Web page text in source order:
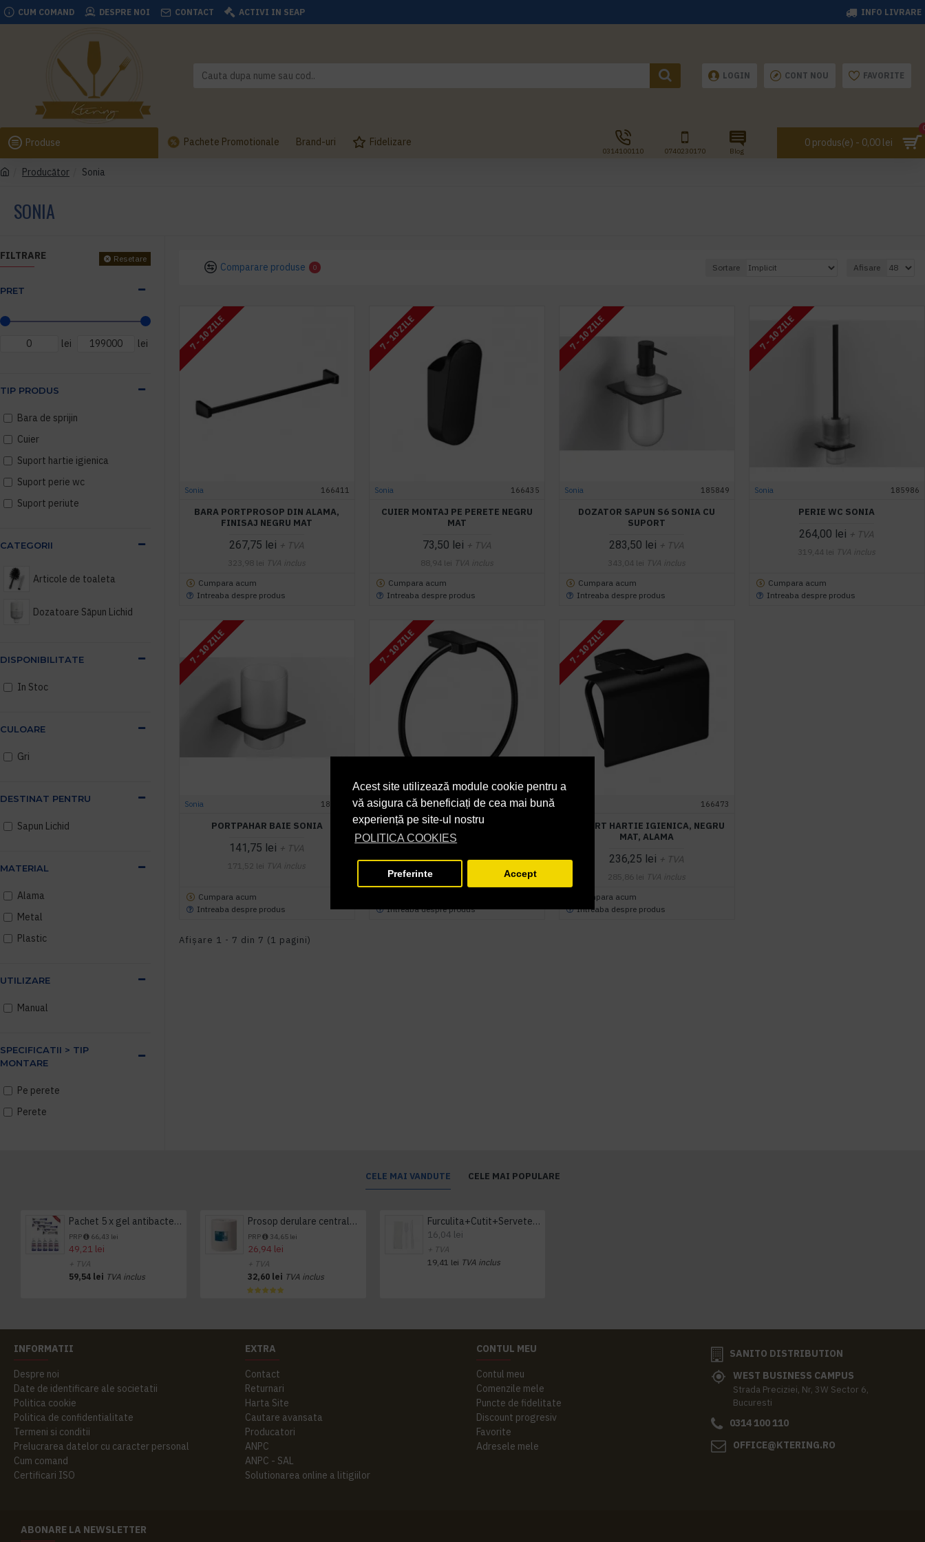
Acest site utilizează module cookie pentru a
vă asigura că beneficiați de cea mai bună
experiență pe site-ul nostru
POLITICA COOKIES
Preferinte Accept
CUM COMAND DESPRE NOI CONTACT ACTIVI IN SEAP INFO LIVRARE
LOGIN CONT NOU FAVORITE
Produse Pachete Promotionale Brand-uri Fidelizare
0314100110 0740230170 Blog
0 produs(e) - 0,00 lei
Producător Sonia
SONIA
FILTRARE Resetare
PRET
lei lei
CATEGORII
Articole de toaleta
Dozatoare Săpun Lichid
CULOARE
Gri
DESTINAT PENTRU
Sapun Lichid
MATERIAL
Alama
Metal
Plastic
UTILIZARE
Manual
TIP PRODUS
Bara de sprijin
Cuier
Suport hartie igienica
Suport perie wc
Suport periute
SPECIFICATII > TIP
MONTARE
Pe perete
Perete
DISPONIBILITATE
In Stoc
Comparare produse 0 Sortare Afisare
7 - 10 ZILE
Sonia 166411
BARA PORTPROSOP DIN ALAMA,
FINISAJ NEGRU MAT
267,75 lei + TVA
323,98 lei TVA inclus
Cumpara acum
Intreaba despre produs
7 - 10 ZILE
Sonia 166435
CUIER MONTAJ PE PERETE NEGRU
MAT
73,50 lei + TVA
88,94 lei TVA inclus
Cumpara acum
Intreaba despre produs
7 - 10 ZILE
Sonia 185849
DOZATOR SAPUN S6 SONIA CU
SUPORT
283,50 lei + TVA
343,04 lei TVA inclus
Cumpara acum
Intreaba despre produs
7 - 10 ZILE
Sonia 185986
PERIE WC SONIA
264,00 lei + TVA
319,44 lei TVA inclus
Cumpara acum
Intreaba despre produs
7 - 10 ZILE
Sonia 185863
PORTPAHAR BAIE SONIA
141,75 lei + TVA
171,52 lei TVA inclus
Cumpara acum
Intreaba despre produs
7 - 10 ZILE
Sonia 168224
PORTPROSOP INELAR, ALAMA CU
FINISAJ NEGRU MAT
199,50 lei
+ TVA
241,40 lei
Intreaba despre produs
7 - 10 ZILE
166473
SUPORT HARTIE IGIENICA, NEGRU
MAT, ALAMA
236,25 lei + TVA
285,86 lei TVA inclus
Cumpara acum
Intreaba despre produs
Afişare 1 - 7 din 7 (1 pagini)
CELE MAI VANDUTE CELE MAI POPULARE
Pachet 5 x gel antibacterian 50ml si 3 x Servetele antibacteriene 48 buc Hygienium
PRP 66,43 lei
49,21 lei
+ TVA
59,54 lei TVA inclus
Prosop derulare centrala 1 pliu, 300 m Tork
PRP 34,65 lei
26,94 lei
+ TVA
32,60 lei TVA inclus
Furculita+Cutit+Servetel 100buc/set
16,04 lei
+ TVA
19,41 lei TVA inclus
INFORMATII
Despre noi
Date de identificare ale societatii
Politica cookie
Politica de confidentialitate
Termeni si conditii
Prelucrarea datelor cu caracter personal
Cum comand
Certificari ISO
EXTRA
Contact
Returnari
Harta Site
Cautare avansata
Producatori
ANPC
ANPC - SAL
Solutionarea online a litigiilor
CONTUL MEU
Contul meu
Comenzile mele
Puncte de fidelitate
Discount progresiv
Favorite
Adresele mele
SANITO DISTRIBUTION
WEST BUSINESS CAMPUS
Strada Preciziei, Nr, 3W Sector 6,
Bucuresti
0314 100 110
OFFICE@KTERING.RO
ABONARE LA NEWSLETTER